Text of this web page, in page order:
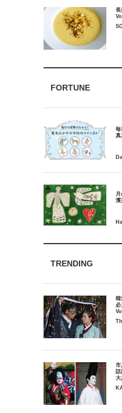
長
FORTUNE
毎
TRENDING
韓
必
市
話
大